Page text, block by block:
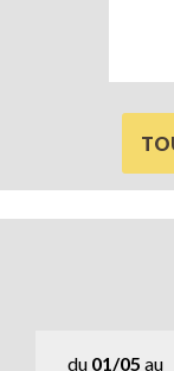
du 01/05 au